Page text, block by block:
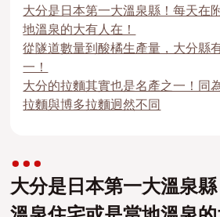
大分是日本第一大溫泉縣！每天在
地溫泉的大有人在！
從隧道數量到酸橘生產量，大分縣
一！
大分的拉麵其實也是名產之一！同
拉麵與博多拉麵迥然不同
大分是日本第一大溫泉